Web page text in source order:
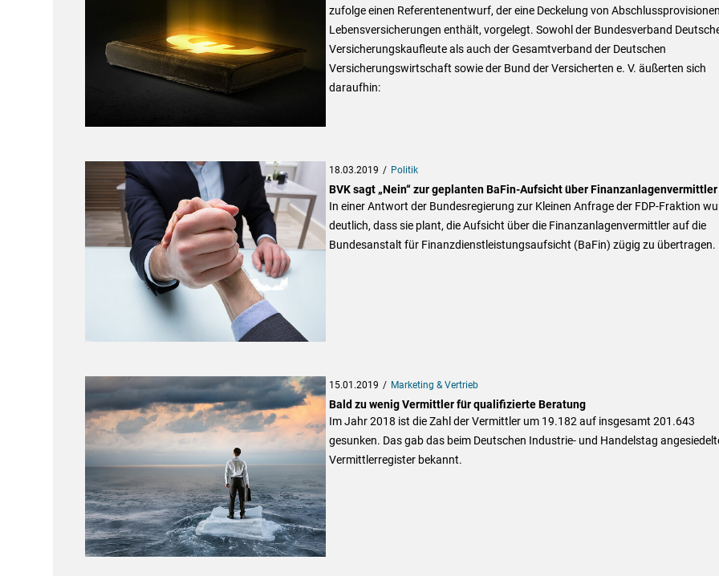
zufolge einen Referentenentwurf, der eine Deckelung von
Lebensversicherungen enthält, vorgelegt. Sowohl der Bundesverband
Versicherungskaufleute als auch der Gesamtverband der Deutschen
Versicherungswirtschaft sowie der Bund der Versicherten e. V. äußerten sich
daraufhin:
18.03.2019 Politik
BVK sagt „Nein“ zur geplanten BaFin-Aufsicht über Finanzanlagenvermittler
In einer Antwort der Bundesregierung zur Kleinen Anfrage der FDP-Fraktion
deutlich, dass sie plant, die Aufsicht über die Finanzanlagenvermittler auf die
Bundesanstalt für Finanzdienstleistungsaufsicht (BaFin) zügig zu übertragen.
15.01.2019 Marketing & Vertrieb
Bald zu wenig Vermittler für qualifizierte Beratung
Im Jahr 2018 ist die Zahl der Vermittler um 19.182 auf insgesamt 201.643
gesunken. Das gab das beim Deutschen Industrie- und Handelstag
Vermittlerregister bekannt.